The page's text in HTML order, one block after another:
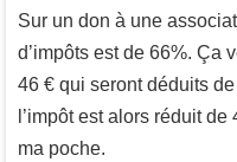
Sur un don à une
d’impôts est de 66%. Ça
46 € qui seront déduits
l’impôt est alors réduit
ma poche.